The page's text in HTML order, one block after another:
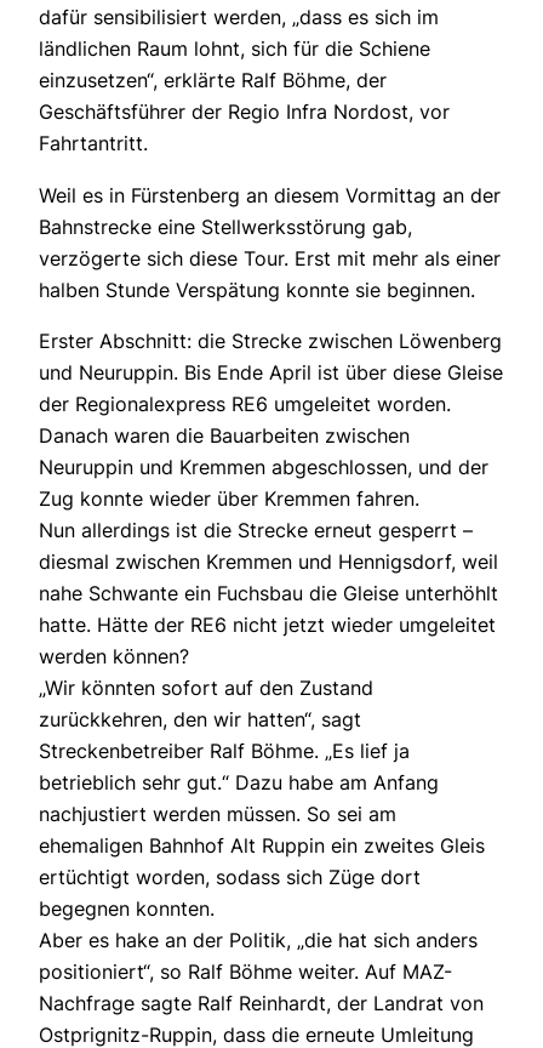
dafür sensibilisiert werden, „dass es sich im
ländlichen Raum lohnt, sich für die Schiene
einzusetzen“, erklärte Ralf Böhme, der
Geschäftsführer der Regio Infra Nordost, vor
Fahrtantritt.
Weil es in Fürstenberg an diesem Vormittag an der
Bahnstrecke eine Stellwerksstörung gab,
verzögerte sich diese Tour. Erst mit mehr als einer
halben Stunde Verspätung konnte sie beginnen.
Erster Abschnitt: die Strecke zwischen Löwenberg
und Neuruppin. Bis Ende April ist über diese Gleise
der Regionalexpress RE6 umgeleitet worden.
Danach waren die Bauarbeiten zwischen
Neuruppin und Kremmen abgeschlossen, und der
Zug konnte wieder über Kremmen fahren.
Nun allerdings ist die Strecke erneut gesperrt –
diesmal zwischen Kremmen und Hennigsdorf, weil
nahe Schwante ein Fuchsbau die Gleise unterhöhlt
hatte. Hätte der RE6 nicht jetzt wieder umgeleitet
werden können?
„Wir könnten sofort auf den Zustand
zurückkehren, den wir hatten“, sagt
Streckenbetreiber Ralf Böhme. „Es lief ja
betrieblich sehr gut.“ Dazu habe am Anfang
nachjustiert werden müssen. So sei am
ehemaligen Bahnhof Alt Ruppin ein zweites Gleis
ertüchtigt worden, sodass sich Züge dort
begegnen konnten.
Aber es hake an der Politik, „die hat sich anders
positioniert“, so Ralf Böhme weiter. Auf MAZ-
Nachfrage sagte Ralf Reinhardt, der Landrat von
Ostprignitz-Ruppin, dass die erneute Umleitung